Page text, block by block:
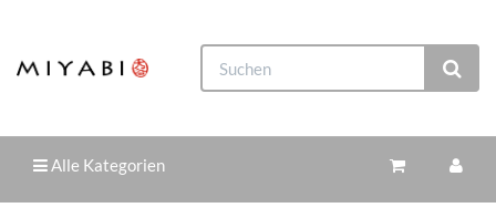
Alle Kategorien